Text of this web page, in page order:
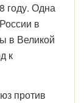
году. Одна
в
в Великой
к
против